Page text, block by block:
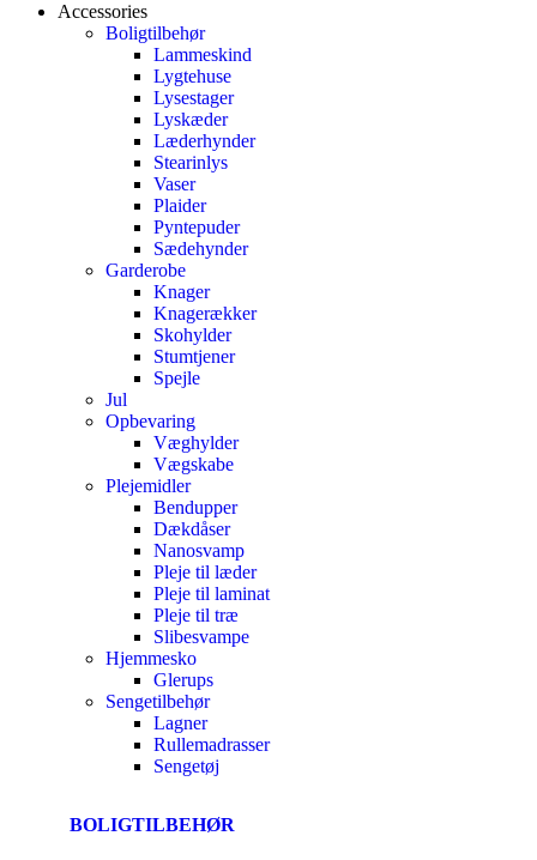
Accessories
Boligtilbehør
Lammeskind
Lygtehuse
Lysestager
Lyskæder
Læderhynder
Stearinlys
Vaser
Plaider
Pyntepuder
Sædehynder
Garderobe
Knager
Knagerækker
Skohylder
Stumtjener
Spejle
Jul
Opbevaring
Væghylder
Vægskabe
Plejemidler
Bendupper
Dækdåser
Nanosvamp
Pleje til læder
Pleje til laminat
Pleje til træ
Slibesvampe
Hjemmesko
Glerups
Sengetilbehør
Lagner
Rullemadrasser
Sengetøj
BOLIGTILBEHØR